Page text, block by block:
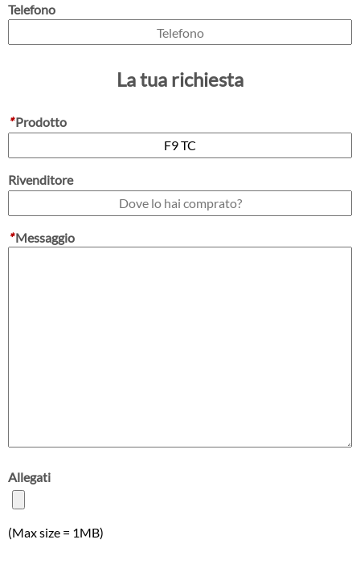
Telefono
La tua richiesta
*Prodotto
Rivenditore
*Messaggio
Allegati
(Max size = 1MB)